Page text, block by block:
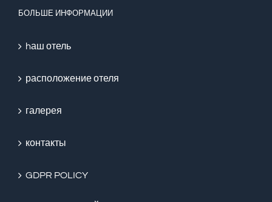
БОЛЬШЕ ИНФОРМАЦИИ
hаш отель
расположение отеля
галерея
контакты
GDPR POLICY